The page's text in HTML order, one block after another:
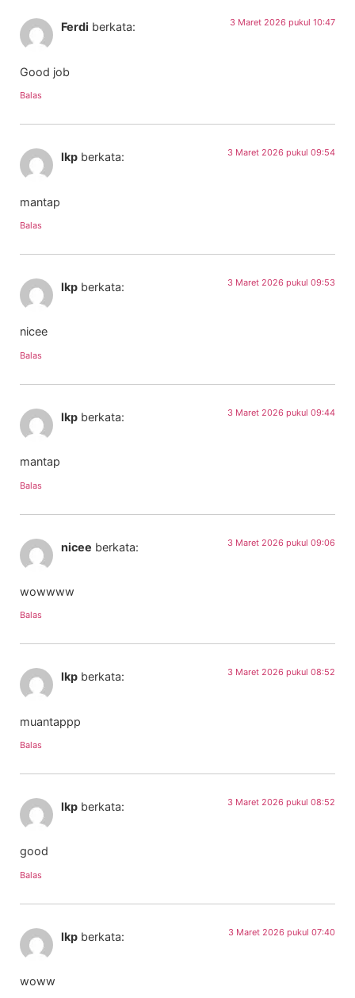
Ferdi berkata: 3 Maret 2026 pukul 10:47
Good job
Balas
lkp berkata: 3 Maret 2026 pukul 09:54
mantap
Balas
lkp berkata: 3 Maret 2026 pukul 09:53
nicee
Balas
lkp berkata: 3 Maret 2026 pukul 09:44
mantap
Balas
nicee berkata: 3 Maret 2026 pukul 09:06
wowwww
Balas
lkp berkata: 3 Maret 2026 pukul 08:52
muantappp
Balas
lkp berkata: 3 Maret 2026 pukul 08:52
good
Balas
lkp berkata: 3 Maret 2026 pukul 07:40
woww